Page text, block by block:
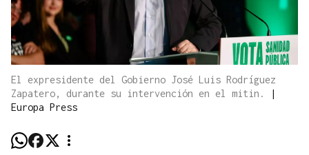
El expresidente del Gobierno José Luis Rodríguez
Zapatero, durante su intervención en el mitin.
|
Europa Press